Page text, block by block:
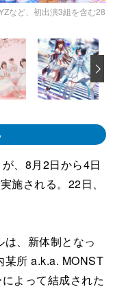
など、初出演3組を含む28
、8月2日から4日
施される。22日、
、新体制となっ
某所 a.k.a. MONST
よって結成された